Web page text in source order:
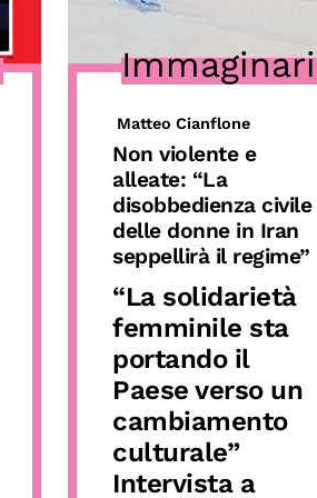
Immaginari
Matteo Cianflone
Non violente e
alleate: “La
disobbedienza civile
delle donne in Iran
seppellirà il regime”
“La solidarietà
femminile sta
portando il
Paese verso un
cambiamento
culturale”
Intervista a